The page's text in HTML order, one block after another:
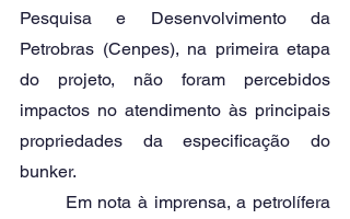
Pesquisa e Desenvolvimento da
Petrobras (Cenpes), na primeira etapa
do projeto, não foram percebidos
impactos no atendimento às principais
propriedades da especificação do
bunker.